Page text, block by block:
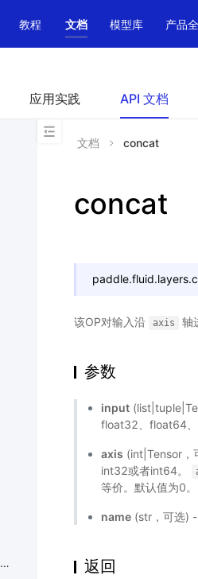
教程 文档 模型库 产品
应用实践 API 文档
文档 concat
concat
paddle.fluid.layers.
该OP对输入沿 axis 轴
参数
input
float32、float64
axis (int|Tensor，
int32或者int64。
等价。默认值为0。
name (str，可选)
返回